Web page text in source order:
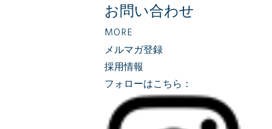
お問い合わせ
MORE
メルマガ登録
採用情報
フォローはこちら：